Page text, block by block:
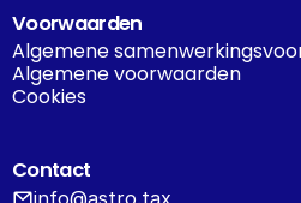
Voorwaarden
Algemene
Algemene voorwaarden
Cookies
Contact
info@astro.tax